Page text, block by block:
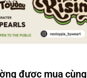
được mua cùng